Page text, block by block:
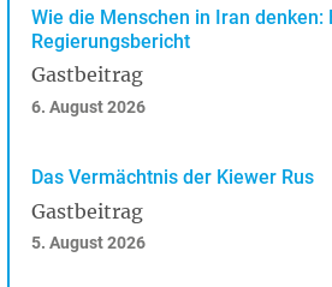
Wie die Menschen in Iran denken:
Regierungsbericht
Gastbeitrag
6. August 2026
Das Vermächtnis der Kiewer Rus
Gastbeitrag
5. August 2026